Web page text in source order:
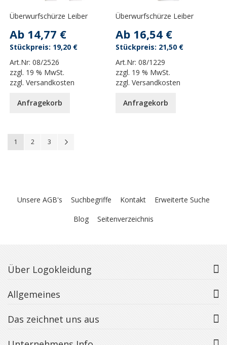
Überwurfschürze Leiber
Ab 14,77 €
Art.Nr:08/2526
zzgl. 19 % MwSt.
zzgl.Versandkosten
19,20 €
Anfragekorb
Überwurfschürze Leiber
Ab 16,54 €
Art.Nr:08/1229
zzgl. 19 % MwSt.
zzgl.Versandkosten
21,50 €
Anfragekorb
Seite
You're currently reading page
1 Seite
2 Seite
3
Unsere AGB's Suchbegriffe Kontakt
Erweiterte Suche
Blog
Seitenverzeichnis
Über Logokleidung
Allgemeines
Das zeichnet uns aus